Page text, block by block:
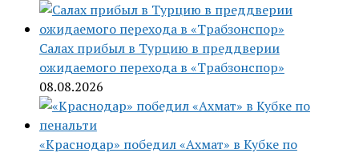
Салах прибыл в Турцию в преддверии
ожидаемого перехода в «Трабзонспор»
08.08.2026
«Краснодар» победил «Ахмат» в Кубке по